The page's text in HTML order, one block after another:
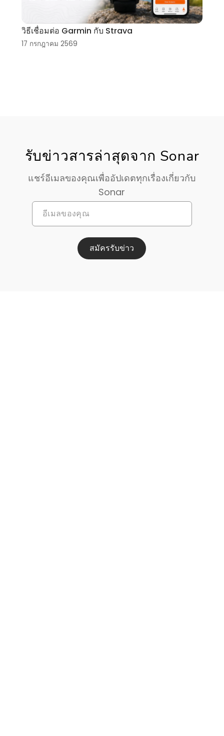
วิธีเชื่อมต่อ Garmin กับ Strava
17 กรกฎาคม 2569
รับข่าวสารล่าสุดจาก Sonar
แชร์อีเมลของคุณเพื่ออัปเดตทุกเรื่องเกี่ยวกับ
Sonar
สมัครรับข่าว